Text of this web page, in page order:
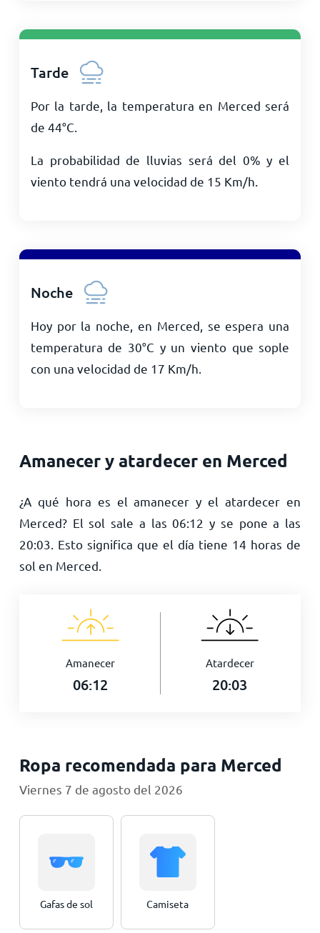
Tarde
Por la tarde, la temperatura en Merced será
de 44°C
La probabilidad de lluvias será del 0% y el
viento tendrá una velocidad de 15 Km/h
Noche
Hoy por la noche, en Merced, se espera una
temperatura de 30°C y un viento que sople
con una velocidad de 17 Km/h
Amanecer y atardecer en Merced
¿A qué hora es el amanecer y el atardecer en
Merced? El sol sale a las06:12 y se pone a las
20:03 . Esto significa que el día tiene 14 horas de
sol en Merced.
Amanecer
06:12
Atardecer
20:03
Ropa recomendada para Merced
Viernes 7 de agosto del 2026
Gafas de sol Camiseta